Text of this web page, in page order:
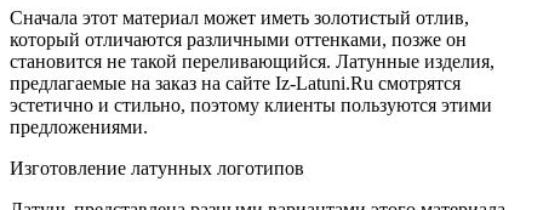
Сначала этот материал может иметь золотистый отлив,
который отличаются различными оттенками, позже он
становится не такой переливающийся. Латунные изделия,
предлагаемые на заказ на сайте Iz-Latuni.Ru смотрятся
эстетично и стильно, поэтому клиенты пользуются этими
предложениями.
Изготовление латунных логотипов